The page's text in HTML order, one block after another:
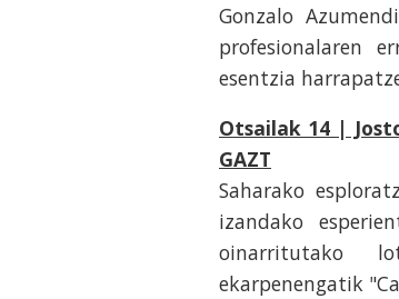
Gonzalo
profesionalaren
esentzia
Otsailak 14 |
GAZT
Saharako
izandako
oinarritutako
ekarpenengatik